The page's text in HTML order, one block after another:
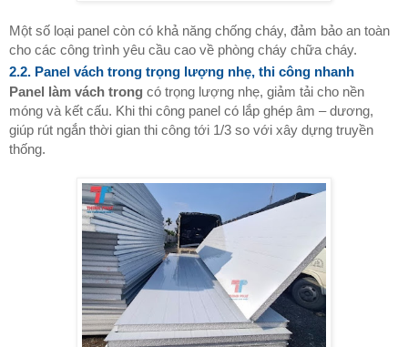
Một số loại panel còn có khả năng chống cháy, đảm bảo an toàn
cho các công trình yêu cầu cao về phòng cháy chữa cháy.
2.2. Panel vách trong trọng lượng nhẹ, thi công nhanh
Panel làm vách trong có trọng lượng nhẹ, giảm tải cho nền
móng và kết cấu. Khi thi công panel có lắp ghép âm – dương,
giúp rút ngắn thời gian thi công tới 1/3 so với xây dựng truyền
thống.